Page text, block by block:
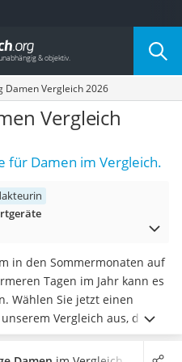
Damen Vergleich 2026
Vergleich
für Damen im Vergleich.
in den Sommermonaten auf
Tagen im Jahr kann es
Wählen Sie jetzt einen
Vergleich aus, der
Beim Surfen genügt meist
das lange Modell die